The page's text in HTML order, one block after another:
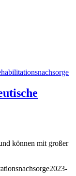
können mit großer
2023-